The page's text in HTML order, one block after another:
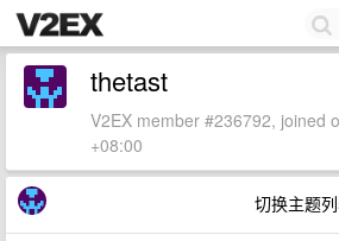
thetast
V2EX member #236792, joined
+08:00
切换主题